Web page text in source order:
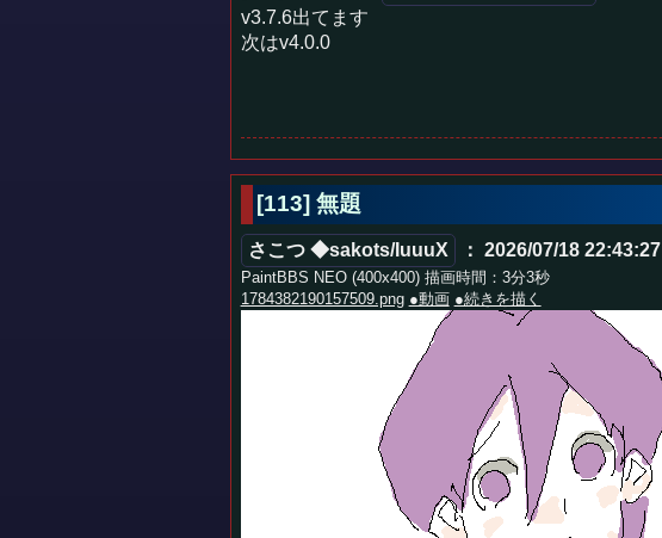
v3.7.6出てます
次はv4.0.0
[113] 無題
さこつ ◆sakots/IuuuX ： 2026/07/18 22:43:27
PaintBBS NEO (400x400) 描画時間：3分3秒
1784382190157509.png ●動画 ●続きを描く